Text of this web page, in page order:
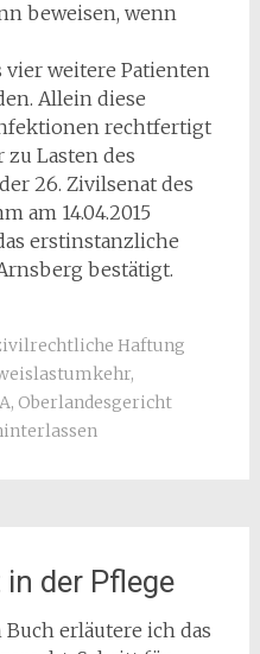
beweisen, wenn
weitere Patienten
Allein diese
rechtfertigt
Lasten des
26. Zivilsenat des
am 14.04.2015
erstinstanzliche
bestätigt.
Haftung
,
, Oberlandesgericht
der Pflege
erläutere ich das